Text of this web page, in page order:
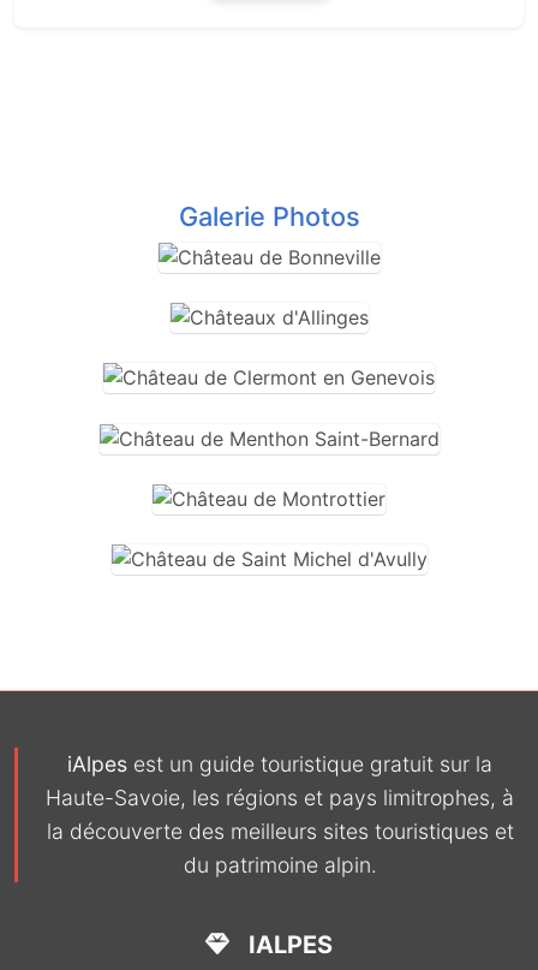
Galerie Photos
iAlpes est un guide touristique gratuit sur la
Haute-Savoie, les régions et pays limitrophes, à
la découverte des meilleurs sites touristiques et
du patrimoine alpin.
IALPES